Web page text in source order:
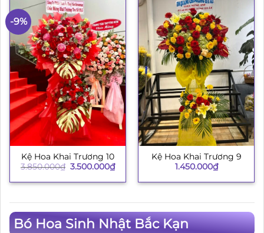
-9%
Kệ Hoa Khai Trương 10
3.850.000₫ Giá
là:
3.500.000₫Giá
hiện
tại
Kệ Hoa Khai Trương 9
1.450.000₫
Bó Hoa Sinh Nhật Bắc Kạn